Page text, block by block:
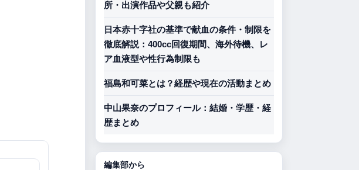
所・出演作品や父親も紹介
日本赤十字社の基準で献血の条件・制限を
徹底解説：400cc回復期間、海外待機、レ
ア血液型や性行為制限も
福島和可菜とは？経歴や現在の活動まとめ
中山果奈のプロフィール：結婚・学歴・経
歴まとめ
編集部から